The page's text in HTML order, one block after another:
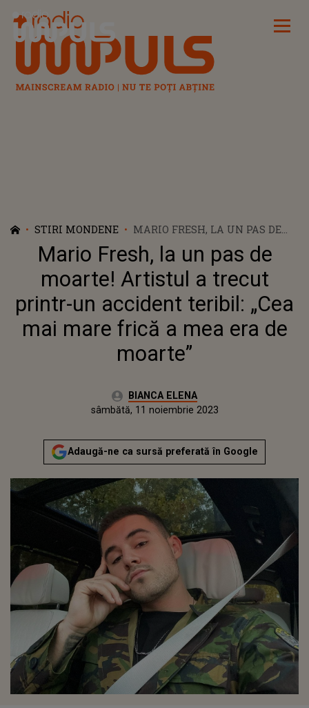
Radio Impuls
STIRI MONDENE
MARIO FRESH, LA UN PAS DE
MOARTE! ARTISTUL A TRECUT
PRINTR-UN ACCIDENT TERIBIL:
„CEA MAI MARE FRICĂ A MEA
ERA DE MOARTE”
Mario Fresh, la un pas de
moarte! Artistul a trecut
printr-un accident teribil: „Cea
mai mare frică a mea era de
moarte”
Autor:BIANCA ELENA
vineri, 11 noiembrie 2022
Actualizat:
sâmbătă, 11 noiembrie 2023
Adaugă-ne ca sursă preferată în Google